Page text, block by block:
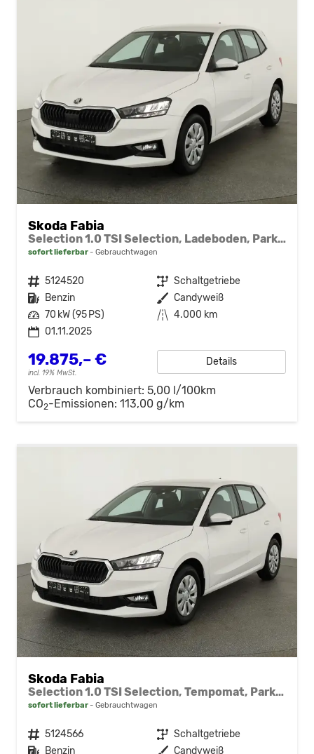
Skoda Fabia
Selection 1.0 TSI Selection, Ladeboden, Park, Winterpaket, SmartLink, 4-J Garantie
sofort lieferbar Gebrauchtwagen
Fahrzeugnr. 5124520 Getriebe Schaltgetriebe
Kraftstoff Benzin Außenfarbe Candyweiß
Leistung 70 kW (95 PS) Kilometerstand 4.000 km
01.11.2025
19.875,– €
incl. 19% MwSt.
Details
Verbrauch kombiniert: 5,00 l/100km
CO2-Emissionen: 113,00 g/km
Skoda Fabia
Selection 1.0 TSI Selection, Tempomat, Park, Winterpaket, SmartLink, 4-J Garantie
sofort lieferbar Gebrauchtwagen
Fahrzeugnr. 5124566 Getriebe Schaltgetriebe
Kraftstoff Benzin Außenfarbe Candyweiß